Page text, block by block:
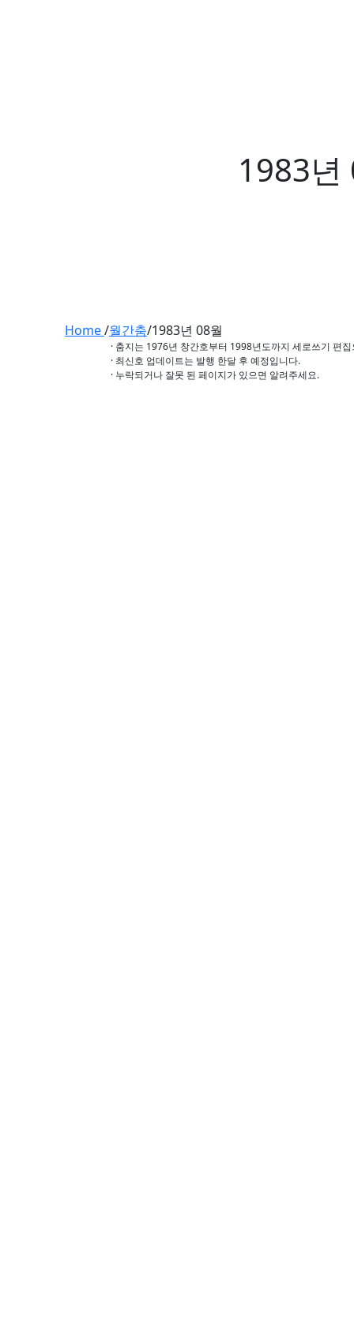
1983년
Home/월간춤/1983년 08월
· 춤지는 1976년 창간호부터 1998년도까지 세로쓰기 편
· 최신호 업데이트는 발행 한달 후 예정입니다.
· 누락되거나 잘못 된 페이지가 있으면 알려주세요.